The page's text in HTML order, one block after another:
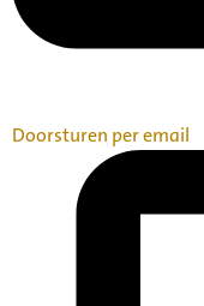
Doorsturen per email